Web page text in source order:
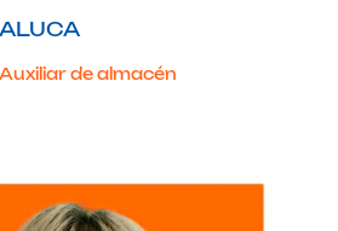
de almacén